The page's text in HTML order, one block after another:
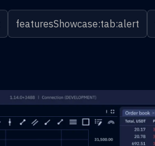
featuresShowcase:tab:alert